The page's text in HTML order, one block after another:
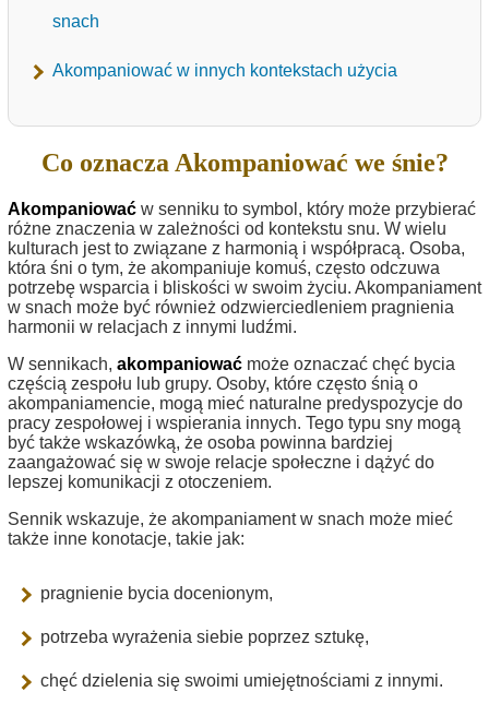
snach
Akompaniować w innych kontekstach użycia
Co oznacza Akompaniować we śnie?
Akompaniować w senniku to symbol, który może przybierać
różne znaczenia w zależności od kontekstu snu. W wielu
kulturach jest to związane z harmonią i współpracą. Osoba,
która śni o tym, że akompaniuje komuś, często odczuwa
potrzebę wsparcia i bliskości w swoim życiu. Akompaniament
w snach może być również odzwierciedleniem pragnienia
harmonii w relacjach z innymi ludźmi.
W sennikach, akompaniować może oznaczać chęć bycia
częścią zespołu lub grupy. Osoby, które często śnią o
akompaniamencie, mogą mieć naturalne predyspozycje do
pracy zespołowej i wspierania innych. Tego typu sny mogą
być także wskazówką, że osoba powinna bardziej
zaangażować się w swoje relacje społeczne i dążyć do
lepszej komunikacji z otoczeniem.
Sennik wskazuje, że akompaniament w snach może mieć
także inne konotacje, takie jak:
pragnienie bycia docenionym,
potrzeba wyrażenia siebie poprzez sztukę,
chęć dzielenia się swoimi umiejętnościami z innymi.